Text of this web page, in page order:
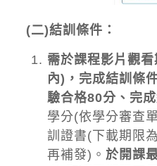
(二)結訓條件：
需於課程影片觀
內)，完成結訓條
驗合格80分、完
學分(依學分審查
訓證書(下載期限
再補發)。 於開課